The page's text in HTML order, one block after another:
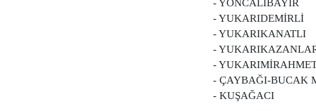
- YONCALIBAYIR
- YUKARIDEMİRLİ
- YUKARIKANATLI
-
-
- ÇAYBAĞI-BUCAK
- KUŞAĞACI